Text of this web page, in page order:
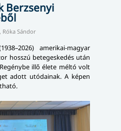
Berzsenyi
Róka Sándor
amerikai-magyar
hosszú betegeskedés után
illő élete méltó volt
adott utódainak. A képen